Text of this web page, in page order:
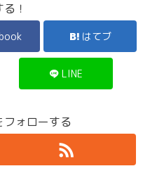
！
はてブ
LINE
フォローする